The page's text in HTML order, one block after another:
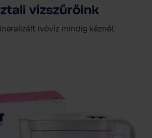
vízszűrőink
ivóvíz mindig kéznél.